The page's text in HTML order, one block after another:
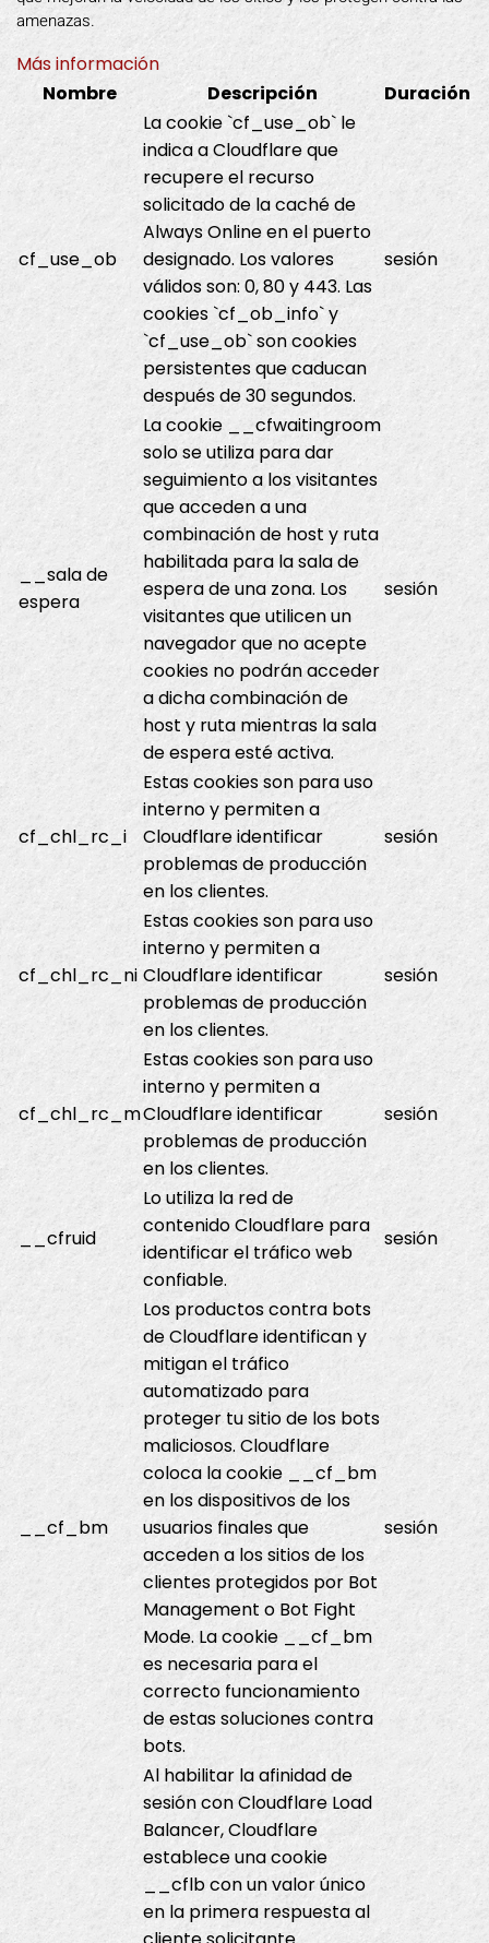
amenazas.
Más información
Nombre
Descripción Duración
cf_use_ob
La cookie `cf_use_ob` le
indica a Cloudflare que
recupere el recurso
solicitado de la caché de
Always Online en el puerto
designado. Los valores
válidos son: 0, 80 y 443. Las
cookies `cf_ob_info` y
`cf_use_ob` son cookies
persistentes que caducan
después de 30 segundos.
sesión
__sala de
espera
La cookie __cfwaitingroom
solo se utiliza para dar
seguimiento a los visitantes
que acceden a una
combinación de host y ruta
habilitada para la sala de
espera de una zona. Los
visitantes que utilicen un
navegador que no acepte
cookies no podrán acceder
a dicha combinación de
host y ruta mientras la sala
de espera esté activa.
sesión
cf_chl_rc_i
Estas cookies son para uso
interno y permiten a
Cloudflare identificar
problemas de producción
en los clientes.
sesión
cf_chl_rc_ni
Estas cookies son para uso
interno y permiten a
Cloudflare identificar
problemas de producción
en los clientes.
sesión
cf_chl_rc_m
Estas cookies son para uso
interno y permiten a
Cloudflare identificar
problemas de producción
en los clientes.
sesión
__cfruid
Lo utiliza la red de
contenido Cloudflare para
identificar el tráfico web
confiable.
sesión
__cf_bm
Los productos contra bots
de Cloudflare identifican y
mitigan el tráfico
automatizado para
proteger tu sitio de los bots
maliciosos. Cloudflare
coloca la cookie __cf_bm
en los dispositivos de los
usuarios finales que
acceden a los sitios de los
clientes protegidos por Bot
Management o Bot Fight
Mode. La cookie __cf_bm
es necesaria para el
correcto funcionamiento
de estas soluciones contra
bots.
sesión
Al habilitar la afinidad de
sesión con Cloudflare Load
Balancer, Cloudflare
establece una cookie
__cflb con un valor único
en la primera respuesta al